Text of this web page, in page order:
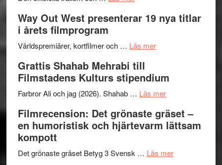
kväll
II
trailern
The
Files:
I
Want
Believe
–
Frankenshtey
Way Out West presenterar 19 nya titlar
i årets filmprogram
Världspremiärer, kortfilmer och … Läs merom
West
presenterar
nya
titlar
årets
Grattis Shahab Mehrabi till
Filmstadens Kulturs stipendium
Farbror Ali och jag (2026). Shahab … Läs merom
Shahab
Mehrabi
Filmstadens
Filmrecension: Det grönaste gräset –
en humoristisk och hjärtevarm lättsam
kompott
Det grönaste gräset Betyg 3 Svensk … Läs merom